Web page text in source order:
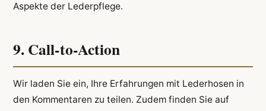
Aspekte der Lederpflege.
9. Call-to-Action
Wir laden Sie ein, Ihre Erfahrungen mit Lederhosen in
den Kommentaren zu teilen. Zudem finden Sie auf